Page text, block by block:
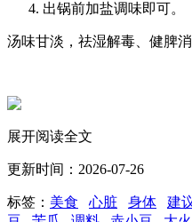
出锅前加盐调味即可。
汤味甘淡，祛湿解毒、健脾
展开阅读全文
更新时间：2026-07-26
标签： 美食 心脏 身体 建